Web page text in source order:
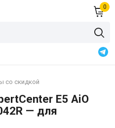
0
со скидкой
E5 AiO
— для